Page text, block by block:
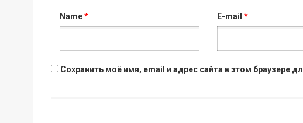
Name* E-mail*
Сохранить моё имя, email и адрес сайта в этом браузере